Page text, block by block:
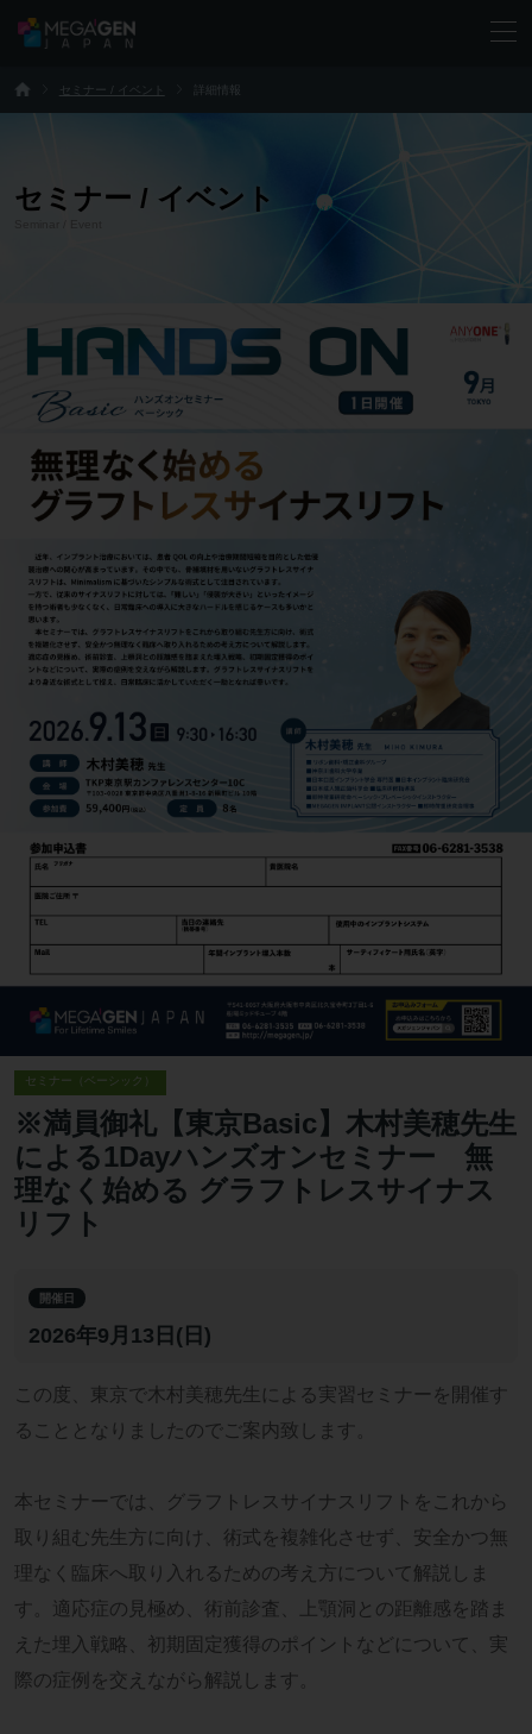
セミナー / イベント 詳細情報
セミナー / イベント
セミナー（ベーシック）
※満員御礼【東京Basic】木村美穂先生
による1Dayハンズオンセミナー 無
理なく始める グラフトレスサイナス
リフト
開催日
2026年9月13日(日)
この度、東京で木村美穂先生による実習セミナーを開催す
ることとなりましたのでご案内致します。
本セミナーでは、グラフトレスサイナスリフトをこれから
取り組む先生方に向け、術式を複雑化させず、安全かつ無
理なく臨床へ取り入れるための考え方について解説しま
す。適応症の見極め、術前診査、上顎洞との距離感を踏ま
えた埋入戦略、初期固定獲得のポイントなどについて、実
際の症例を交えながら解説します。